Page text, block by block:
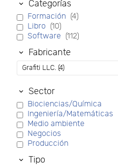
Categorías
Formación (4)
Libro (10)
Software (112)
Fabricante
Sector
Biociencias/Química
Ingeniería/Matemáticas
Medio ambiente
Negocios
Producción
Tipo